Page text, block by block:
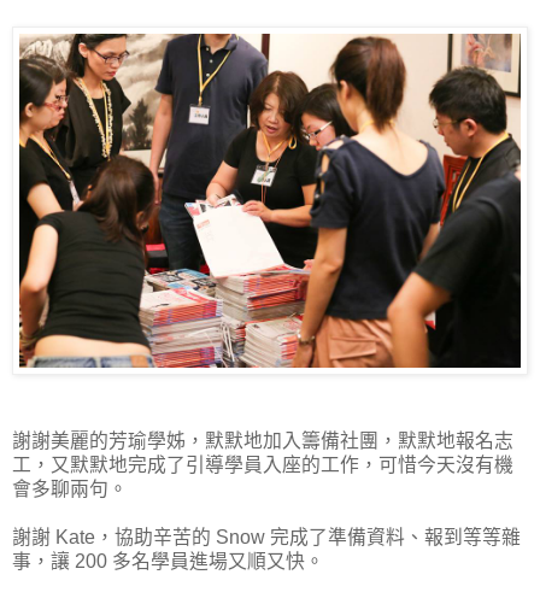
謝謝美麗的芳瑜學姊，默默地加入籌備社團，默默地報名志
工，又默默地完成了引導學員入座的工作，可惜今天沒有機
會多聊兩句。
謝謝 Kate，協助辛苦的 Snow 完成了準備資料、報到等等雜
事，讓 200 多名學員進場又順又快。